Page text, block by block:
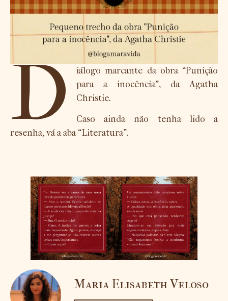
D
iálogo marcante da obra “Punição
para a inocência”, da Agatha
Christie.
Caso ainda não tenha lido a
resenha, vá a aba “Literatura”.
Maria Elisabeth Veloso